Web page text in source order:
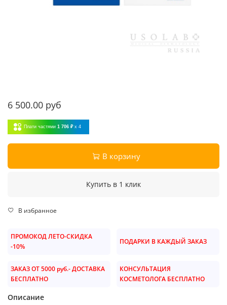
6 500.00 руб
Плати частями 1 706 ₽ x 4
В корзину
Купить в 1 клик
В избранное
ПРОМОКОД ЛЕТО-СКИДКА
-10%
ПОДАРКИ В КАЖДЫЙ ЗАКАЗ
ЗАКАЗ ОТ 5000 руб.- ДОСТАВКА
БЕСПЛАТНО
КОНСУЛЬТАЦИЯ
КОСМЕТОЛОГА БЕСПЛАТНО
Описание